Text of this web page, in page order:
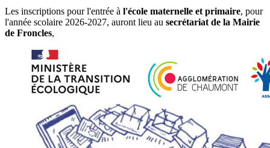
Les inscriptions pour l'entrée à l'école maternelle et primaire, pour
l'année scolaire 2026-2027, auront lieu au secrétariat de la Mairie
de Froncles,